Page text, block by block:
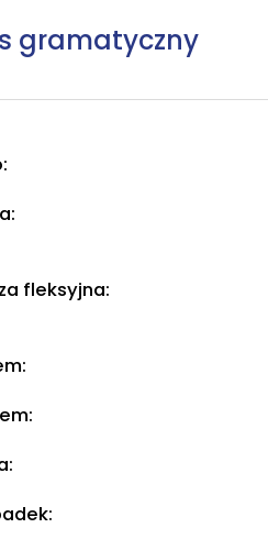
gramatyczny
fleksyjna: